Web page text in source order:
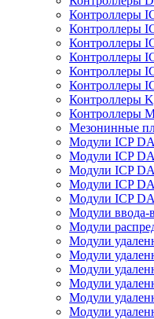
Контроллеры
Контроллеры
Контроллеры
Контроллеры
Контроллеры
Контроллеры
Контроллеры
Контроллеры
Мезонинные
Модули ICP
Модули ICP
Модули ICP
Модули ICP
Модули ICP
Модули ввода-
Модули
Модули
Модули
Модули
Модули
Модули
Модули